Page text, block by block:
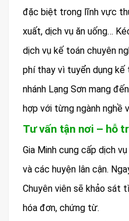
đặc biệt trong lĩnh vực
xuất, dịch vụ ăn uống…
dịch vụ kế toán chuyên
phí thay vì tuyển dụng kế
nhánh Lạng Sơn mang
hợp với từng ngành nghề
Tư vấn tận nơi – hỗ
Gia Minh cung cấp dịch
và các huyện lân cận.
Chuyên viên sẽ khảo sát
hóa đơn, chứng từ.